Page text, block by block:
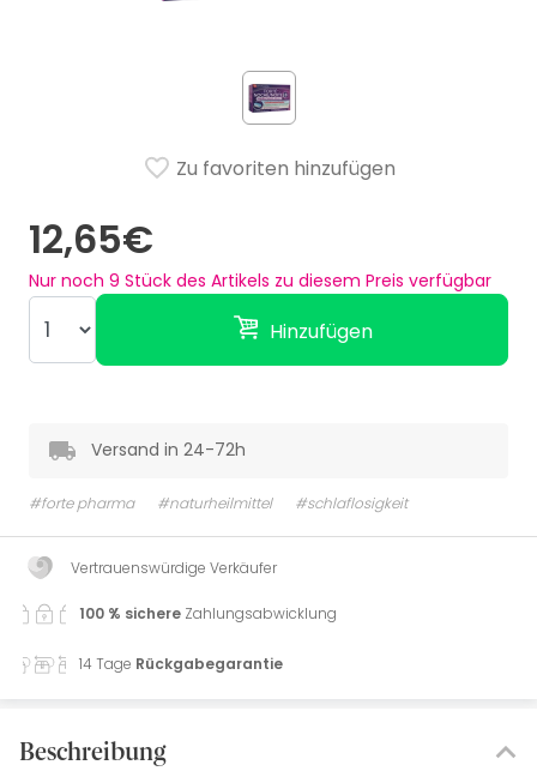
12,65€
Nur noch 9 Stück des Artikels zu diesem Preis verfügbar
Hinzufügen
Zu favoriten hinzufügen
Versand in 24-72h
#forte pharma #naturheilmittel #schlaflosigkeit
Vertrauenswürdige Verkäufer
100 % sichere Zahlungsabwicklung
14 Tage Rückgabegarantie
Beschreibung